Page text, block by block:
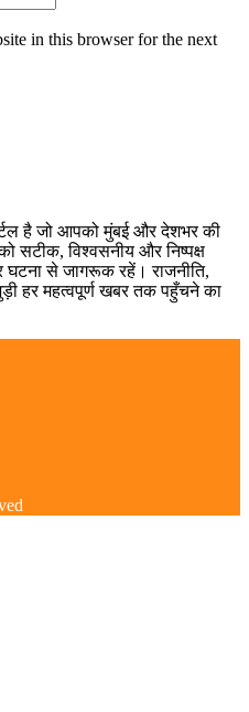
in this browser for the next
है जो आपको मुंबई और देशभर की
सटीक, विश्वसनीय और निष्पक्ष
घटना से जागरूक रहें। राजनीति,
हर महत्वपूर्ण खबर तक पहुँचने का